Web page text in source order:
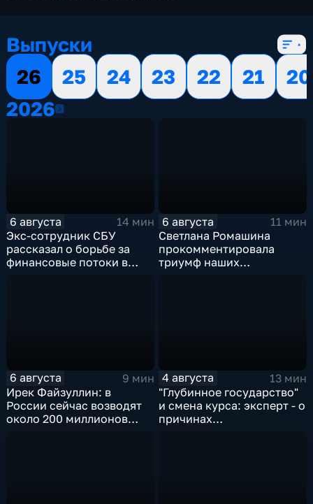
Выпуски
26
25 24 23 22 21
20
20262026
6 августа
14 мин
Экс-сотрудник СБУ
рассказал о борьбе за
финансовые потоки в
6 августа
11 мин
Светлана Ромашина
прокомментировала
триумф наших
6 августа
9 мин
Ирек Файзуллин: в
России сейчас возводят
около 200 миллионов
4 августа
13 мин
"Глубинное государство"
и смена курса: эксперт - о
причинах